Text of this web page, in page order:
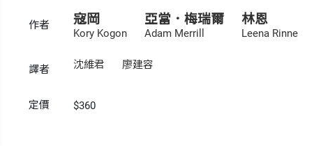
作者 寇岡
Kory Kogon
亞當．梅瑞爾
Adam Merrill
林恩
Leena Rinne
譯者 沈維君 廖建容
定價 $360